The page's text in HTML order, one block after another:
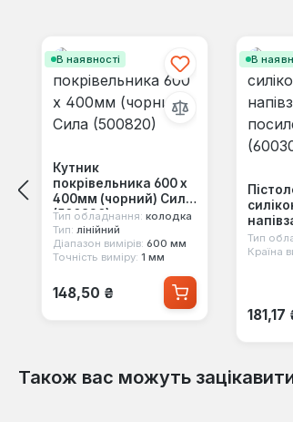
В наявності
Кутник
покрівельника 600 х
400мм (чорний) Сила
(500820)
Тип обладнання: кoлoдкa
Тип: лінійний
Діапазон вимірів: 600 мм
Точність виміру: 1 мм
Звичайна ціна:
148,50 ₴
В
Тип
Країна
181,17
Також вас можуть